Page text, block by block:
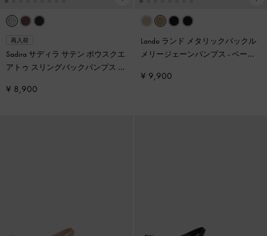
再入荷
Sadira サディラ サテン ボウスクエ
アトゥ スリングバックパンプス -
¥ 8,900
Lando ランド メタリックバックル
メリージェーンパンプス -ベージ
¥ 9,900